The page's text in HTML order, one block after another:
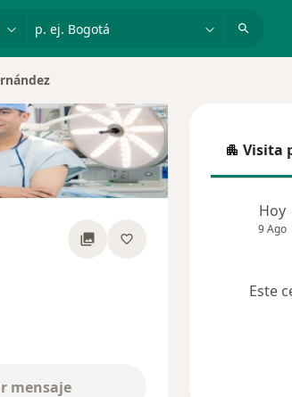
p. ej. Bogotá
sobre las especializaciones
mensaje
Visita
Visita
Hoy
9 Ago
Este